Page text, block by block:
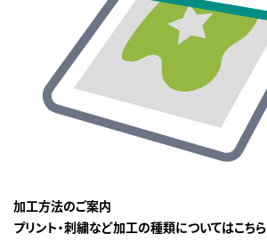
加工方法のご案内
プリント・刺繍など加工の種類についてはこちら